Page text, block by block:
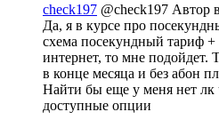
check197 @check197 Автор
Да, я в курсе про
схема посекундный тариф
интернет, то мне подойдет.
в конце месяца и без абон
Найти бы еще у меня нет лк
доступные опции